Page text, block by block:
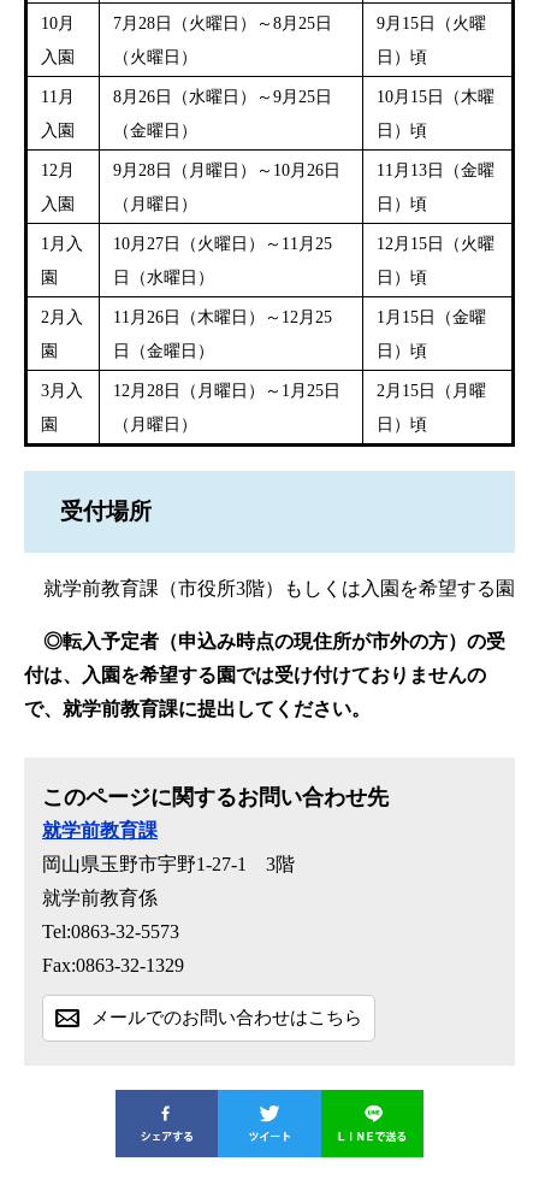
10月
入園
7月28日（火曜日）～8月25日
（火曜日）
9月15日（火曜
日）頃
11月
入園
8月26日（水曜日）～9月25日
（金曜日）
10月15日（木曜
日）頃
12月
入園
9月28日（月曜日）～10月26日
（月曜日）
11月13日（金曜
日）頃
1月入
園
10月27日（火曜日）～11月25
日（水曜日）
12月15日（火曜
日）頃
2月入
園
11月26日（木曜日）～12月25
日（金曜日）
1月15日（金曜
日）頃
3月入
園
12月28日（月曜日）～1月25日
（月曜日）
2月15日（月曜
日）頃
受付場所
就学前教育課（市役所3階）もしくは入園を希望する園
◎転入予定者（申込み時点の現住所が市外の方）の受
付は、入園を希望する園では受け付けておりませんの
で、就学前教育課に提出してください。
このページに関するお問い合わせ先
就学前教育課
岡山県玉野市宇野1-27-1 3階
就学前教育係
Tel:0863-32-5573
Fax:0863-32-1329
メールでのお問い合わせはこちら